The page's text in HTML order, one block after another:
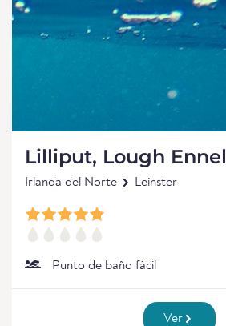
Lilliput, Lough Ennel
Irlanda del Norte Leinster
Punto de baño fácil
Ver